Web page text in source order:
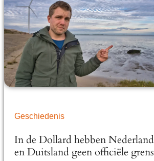
Geschiedenis
In de Dollard hebben Nederland
en Duitsland geen officiële grens